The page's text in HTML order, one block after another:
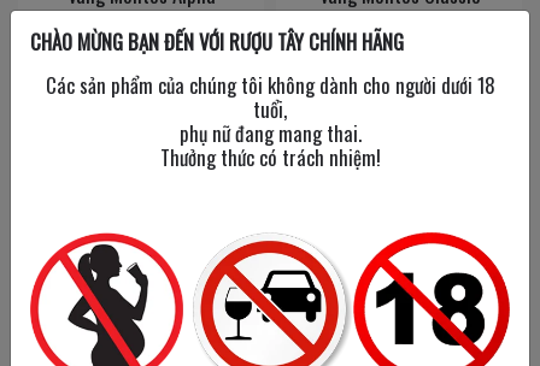
750 ml/14.5%
Cabernet Sauvignon
750 ml/
CHÀO MỪNG BẠN ĐẾN VỚI RƯỢU TÂY CHÍNH HÃNG
Các sản phẩm của chúng tôi không dành cho người dưới 18
tuổi,
phụ nữ đang mang thai.
Thưởng thức có trách nhiệm!